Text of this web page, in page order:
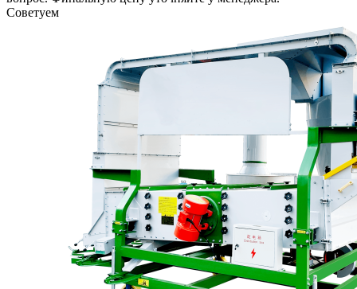
Советуем